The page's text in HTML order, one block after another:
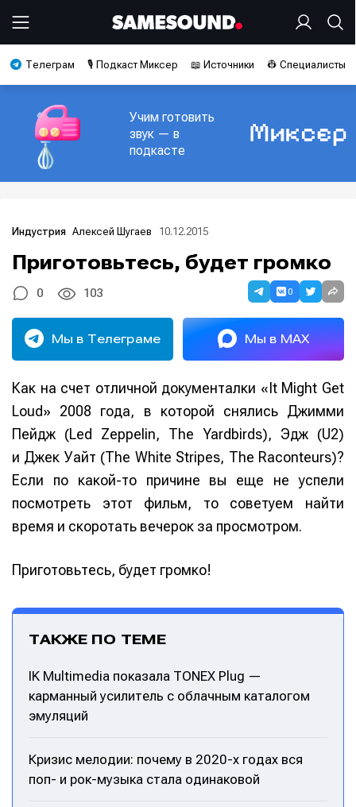
Телеграм 🎙️ Подкаст Миксер 📖 Источники 👷 Специалисты
Учим готовить
звук — в
подкасте
Индустрия Алексей Шугаев 10.12.2015
Приготовьтесь, будет громко
0 103 0
Мы в Телеграме Мы в MAX
Как на счет отличной документалки «It Might Get
Loud» 2008 года, в которой снялись Джимми
Пейдж (Led Zeppelin, The Yardbirds), Эдж (U2)
и Джек Уайт (The White Stripes, The Raconteurs)?
Если по какой-то причине вы еще не успели
посмотреть этот фильм, то советуем найти
время и скоротать вечерок за просмотром.
Приготовьтесь, будет громко!
ТАКЖЕ ПО ТЕМЕ
IK Multimedia показала TONEX Plug —
карманный усилитель с облачным каталогом
эмуляций
Кризис мелодии: почему в 2020-х годах вся
поп- и рок-музыка стала одинаковой